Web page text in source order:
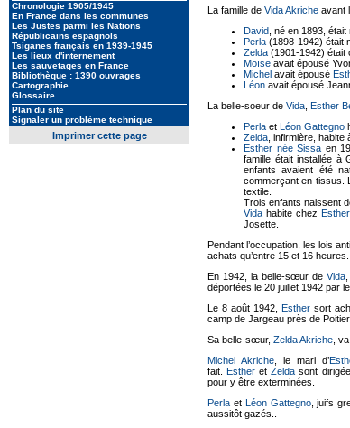
Chronologie 1905/1945
En France dans les communes
Les Justes parmi les Nations
Républicains espagnols
Tsiganes français en 1939-1945
Les lieux d'internement
Les sauvetages en France
Bibliothèque : 1390 ouvrages
Cartographie
Glossaire
Plan du site
Signaler un problème technique
Imprimer cette page
La famille de Vida Akriche avant
David , né en 1893,
Perla (1898-1942) était
Zelda (1901-1942) était
Moïse avait épousé
Michel avait épousé
Léon avait épousé
La belle-soeur de Vida Esther
Perla et Léon Gattegno
Zelda , infirmière,
Esther née Sissa en
famille était installée à
enfants avaient été
commerçant en tissus.
textile.
Trois enfants naissent
Vida habite chezEsther
Josette.
Pendant l’occupation, les lois
achats qu’entre 15 et 16 heures.
En 1942, la belle-sœur de Vida
déportées le 20 juillet 1942 par
Le 8 août 1942, Esthersort
camp de Jargeau près de
Sa belle-sœur, Zelda Akriche ,
Michel Akriche, le mari d’
fait.Esther etZelda sont
pour y être exterminées.
Perla et Léon Gattegno, juifs
aussitôt gazés..